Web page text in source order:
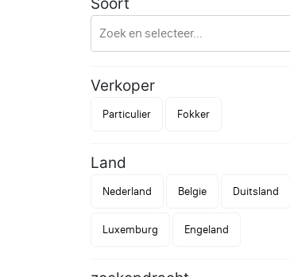
Verkoper
Particulier Fokker
Land
Nederland Belgie Duitsland
Luxemburg Engeland